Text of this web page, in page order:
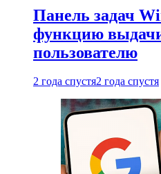
Панель задач
функцию
пользователю
2 года спустя2 года спустя